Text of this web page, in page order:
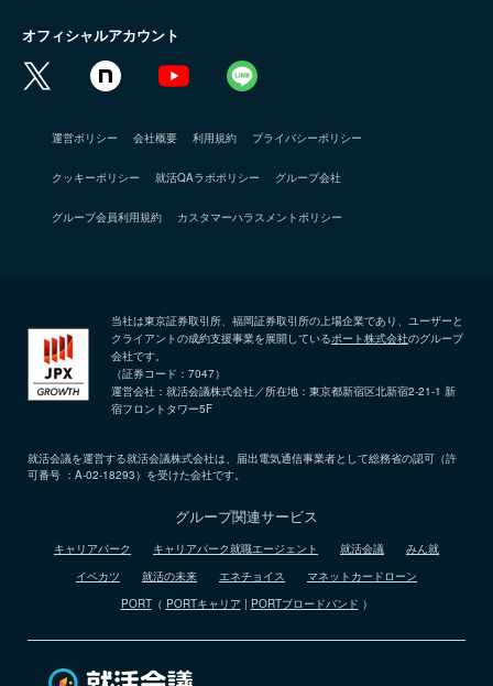
オフィシャルアカウント
運営ポリシー 会社概要 利用規約 プライバシーポリシー
クッキーポリシー 就活QAラボポリシー グループ会社
グループ会員利用規約 カスタマーハラスメントポリシー
当社は東京証券取引所、福岡証券取引所の上場企業であり、ユーザーと
クライアントの成約支援事業を展開しているポート株式会社のグループ
会社です。
（証券コード：7047）
運営会社：就活会議株式会社／所在地：東京都新宿区北新宿2-21-1 新
宿フロントタワー5F
就活会議を運営する就活会議株式会社は、届出電気通信事業者として総務省の認可（許
可番号 ：A-02-18293）を受けた会社です。